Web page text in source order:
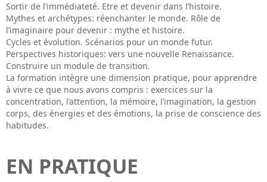
Sortir de l’immédiateté. Etre et devenir dans l’histoire.
Mythes et archétypes: réenchanter le monde. Rôle de
l’imaginaire pour devenir : mythe et histoire.
Cycles et évolution. Scénarios pour un monde futur.
Perspectives historiques: vers une nouvelle Renaissance.
Construire un module de transition.
La formation intègre une dimension pratique, pour apprendre
à vivre ce que nous avons compris : exercices sur la
concentration, l’attention, la mémoire, l’imagination, la gestion
corps, des énergies et des émotions, la prise de conscience des
habitudes.
EN PRATIQUE